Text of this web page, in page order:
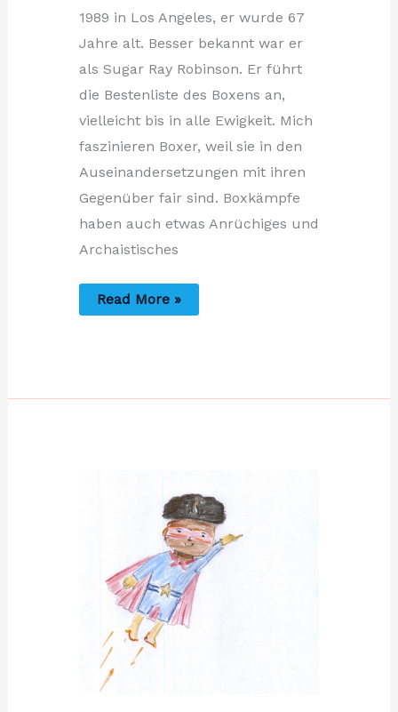
1989 in Los Angeles, er wurde 67
Jahre alt. Besser bekannt war er
als Sugar Ray Robinson. Er führt
die Bestenliste des Boxens an,
vielleicht bis in alle Ewigkeit. Mich
faszinieren Boxer, weil sie in den
Auseinandersetzungen mit ihren
Gegenüber fair sind. Boxkämpfe
haben auch etwas Anrüchiges und
Archaistisches
Was
für
Read More »